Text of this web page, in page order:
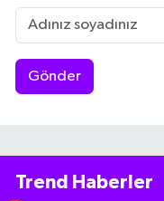
Gönder
Trend Haberler